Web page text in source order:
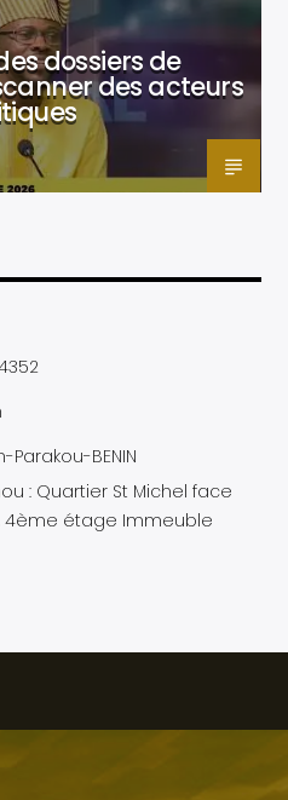
dossiers de
des acteurs
BENIN
: Quartier St Michel face
4ème étage Immeuble